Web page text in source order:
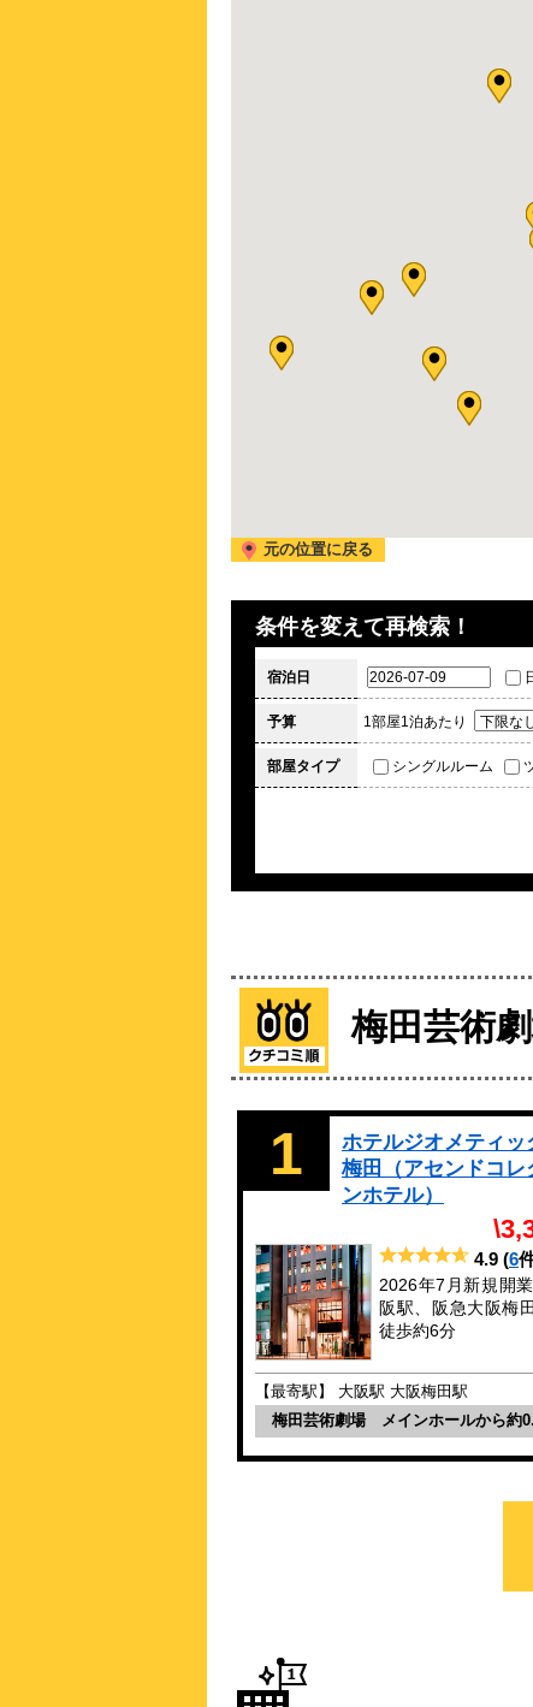
元の位置に戻る
条件を変えて再検索！
宿泊日
予算 1部屋1泊あたり
部屋タイプ シングルルーム
梅田芸術
1
ホテルジオメティッ
梅田（アセンドコレ
ンホテル）
4.9 (6
2026年7月新規開
阪駅、阪急大阪梅
徒歩約6分
【最寄駅】 大阪駅 大阪梅田駅
梅田芸術劇場 メインホールから約